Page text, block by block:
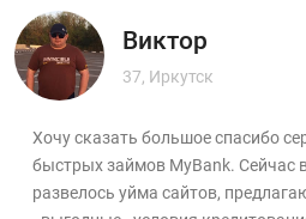
Виктор
37, Иркутск
Хочу сказать большое спасибо
быстрых займов MyBank. Сейчас
развелось уйма сайтов,